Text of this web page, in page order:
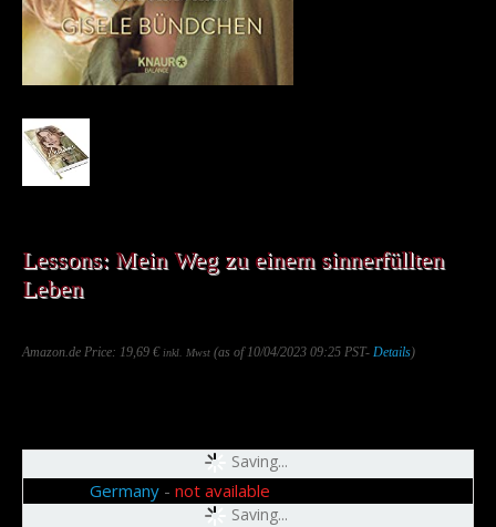
Lessons: Mein Weg zu einem sinnerfüllten
Leben
Amazon.de Price: 19,69 € inkl. Mwst (as of 10/04/2023 09:25 PST- Details)
Saving...
Saving...
Germany - not available